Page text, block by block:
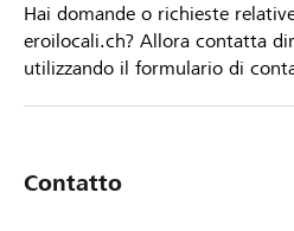
Hai domande o richieste
eroilocali.ch? Allora contatta
utilizzando il formulario di
Contatto